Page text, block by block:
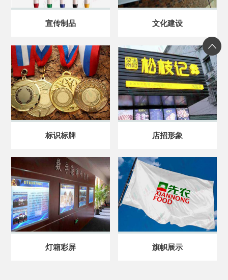
宣传制品 文化建设
标识标牌 店招形象
灯箱彩屏 旗帜展示